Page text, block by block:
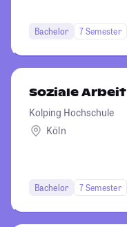
Bachelor 7 Semester
Soziale Arbeit
Kolping Hochschule
Köln
Bachelor 7 Semester